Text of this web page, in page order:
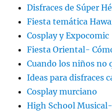
Disfraces de Súper
Fiesta temática
Cosplay y Expocomic
Fiesta Oriental-
Cuando los niños no
Ideas para disfraces
Cosplay murciano
High School